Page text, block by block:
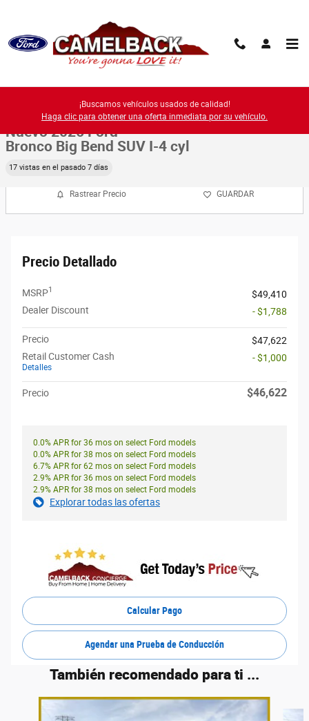
¡Buscamos vehículos usados de calidad!
Haga clic para obtener una oferta inmediata por su vehículo.
1 de 58 Fotos
Nuevo 2026 Ford
Bronco Big Bend SUV I-4 cyl
17 vistas en el pasado 7 días
Rastrear Precio GUARDAR
Precio Detallado
MSRP1
$49,410
Dealer Discount
- $1,788
Precio
$47,622
Retail Customer Cash
Detalles
- $1,000
Precio $46,622
0.0% APR for 36 mos on select Ford models
0.0% APR for 38 mos on select Ford models
6.7% APR for 62 mos on select Ford models
2.9% APR for 36 mos on select Ford models
2.9% APR for 38 mos on select Ford models
Explorar todas las ofertas
Calcular Pago
Agendar una Prueba de Conducción
También recomendado para ti ...
Slide 1 of 8